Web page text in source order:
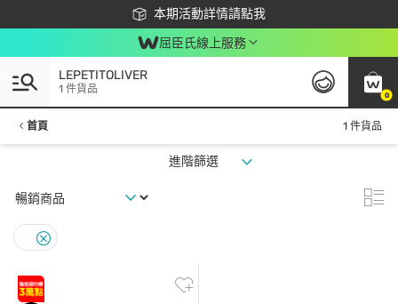
本期活動詳情請點我
下載app最高回饋$350
屈臣氏線上服務
0
LEPETITOLIVER
1 件貨品
首頁 1 件貨品
進階篩選